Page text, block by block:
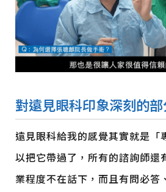
對遠見眼科印象深刻的部
遠見眼科給我的感覺其實就是「
以把它帶過了，所有的諮詢師還
業程度不在話下，而且有問必答